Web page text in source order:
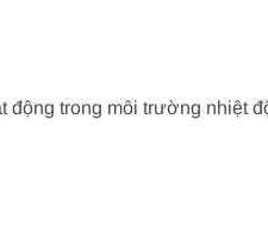
trong môi trường nhiệt